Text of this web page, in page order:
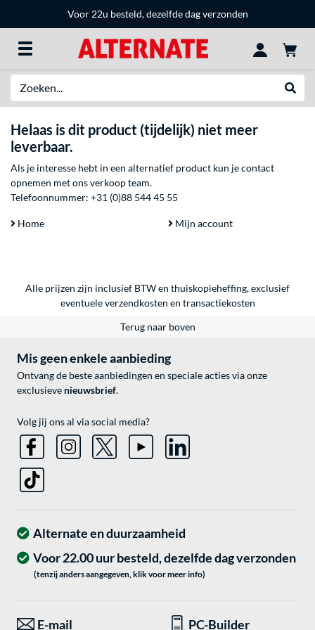
Voor 22u besteld, dezelfde dag verzonden
Helaas is dit product (tijdelijk) niet meer
leverbaar.
Als je interesse hebt in een alternatief product kun je contact
opnemen met ons verkoop team.
Telefoonnummer: +31 (0)88 544 45 55
Home Mijn account
Alle prijzen zijn inclusief BTW en thuiskopieheffing, exclusief
eventueleverzendkosten en transactiekosten
Terug naar boven
Mis geen enkele aanbieding
Ontvang de beste aanbiedingen en speciale acties via onze
exclusieve nieuwsbrief.
Volg jij ons al via social media?
Alternate en duurzaamheid
Voor 22.00 uur besteld, dezelfde dag verzonden
(tenzij anders aangegeven, klik voor meer info)
E-mail PC-Builder